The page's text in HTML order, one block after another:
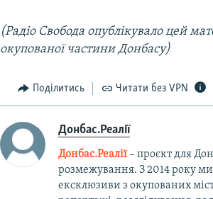
(Радіо Свобода опублікувало цей
окупованої частини Донбасу)
Поділитись Читати без VPN
Донбас.Реалії
Донбас.Реалії– проєкт для
розмежування. З 2014 року
ексклюзиви з окупованих міст